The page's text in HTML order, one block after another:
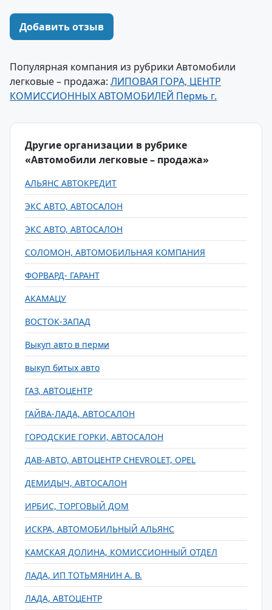
Добавить отзыв
Популярная компания из рубрики Автомобили
легковые – продажа: ЛИПОВАЯ ГОРА, ЦЕНТР
КОМИССИОННЫХ АВТОМОБИЛЕЙ Пермь г.
Другие организации в рубрике
«Автомобили легковые – продажа»
АЛЬЯНС АВТОКРЕДИТ
ЭКС АВТО, АВТОСАЛОН
ЭКС АВТО, АВТОСАЛОН
СОЛОМОН, АВТОМОБИЛЬНАЯ КОМПАНИЯ
ФОРВАРД- ГАРАНТ
АКАМАЦУ
ВОСТОК-ЗАПАД
Выкуп авто в перми
выкуп битых авто
ГАЗ, АВТОЦЕНТР
ГАЙВА-ЛАДА, АВТОСАЛОН
ГОРОДСКИЕ ГОРКИ, АВТОСАЛОН
ДАВ-АВТО, АВТОЦЕНТР CHEVROLET, OPEL
ДЕМИДЫЧ, АВТОСАЛОН
ИРБИС, ТОРГОВЫЙ ДОМ
ИСКРА, АВТОМОБИЛЬНЫЙ АЛЬЯНС
КАМСКАЯ ДОЛИНА, КОМИССИОННЫЙ ОТДЕЛ
ЛАДА, ИП ТОТЬМЯНИН А. В.
ЛАДА, АВТОЦЕНТР